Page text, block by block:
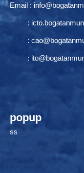
Email :
:
:
:
popup
ss